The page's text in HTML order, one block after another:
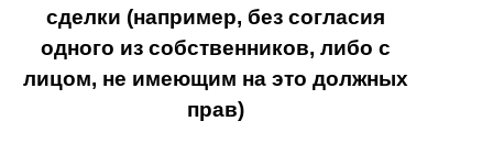
сделки (например, без согласия
одного из собственников, либо с
лицом, не имеющим на это должных
прав)